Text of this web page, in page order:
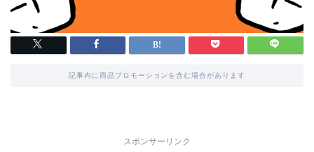
記事内に商品プロモーションを含む場合があります
スポンサーリンク